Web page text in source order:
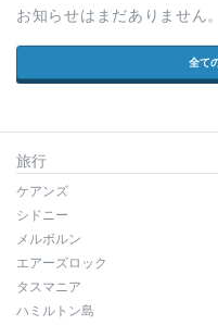
お知らせはまだありません。
全て
旅行
ケアンズ
シドニー
メルボルン
エアーズロック
タスマニア
ハミルトン島